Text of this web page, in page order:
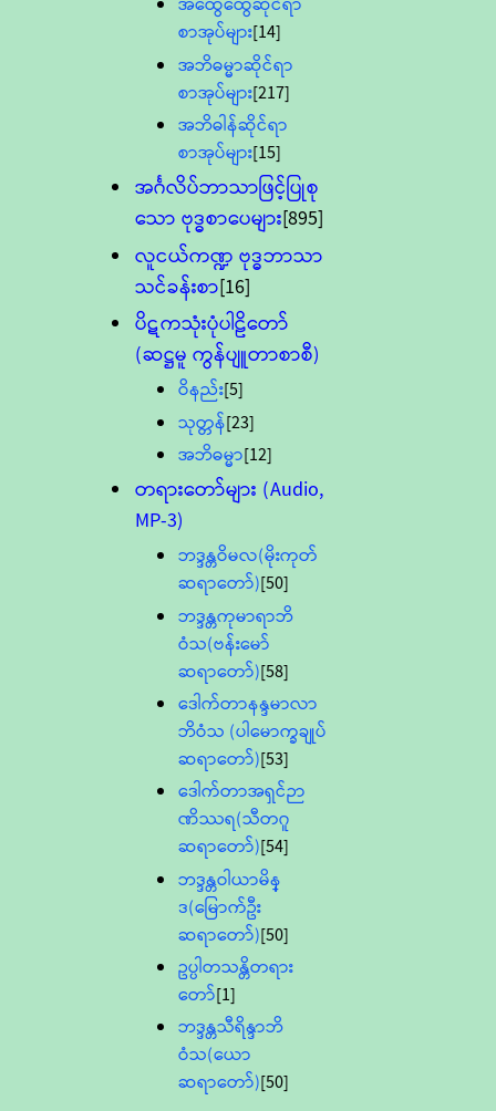
စာအုပ်များ[14]
အဘိဓမ္မာဆိုင်ရာ
စာအုပ်များ[217]
အဘိဓါန်ဆိုင်ရာ
စာအုပ်များ[15]
အင်္ဂလိပ်ဘာသာဖြင့်ပြုစု
သော ဗုဒ္ဓစာပေများ[895]
လူငယ်ကဏ္ဍ ဗုဒ္ဓဘာသာ
သင်ခန်းစာ[16]
ပိဋကသုံးပုံပါဠိတော်
(ဆဋ္ဌမူ ကွန်ပျူတာစာစီ)
ဝိနည်း[5]
သုတ္တန်[23]
အဘိဓမ္မာ[12]
တရားတော်များ (Audio,
MP-3)
ဘဒ္ဒန္တဝိမလ(မိုးကုတ်
ဆရာတော်)[50]
ဘဒ္ဒန္တကုမာရာဘိ
ဝံသ(ဗန်းမော်
ဆရာတော်)[58]
ဒေါက်တာနန္ဒမာလာ
ဘိဝံသ (ပါမောက္ခချုပ်
ဆရာတော်)[53]
ဒေါက်တာအရှင်ဉာ
ဏိဿရ(သီတဂူ
ဆရာတော်)[54]
ဘဒ္ဒန္တဝါယာမိန္
ဒ(မြောက်ဦး
ဆရာတော်)[50]
ဥပ္ပါတသန္တိတရား
တော်[1]
ဘဒ္ဒန္တသီရိန္ဒာဘိ
ဝံသ(ယော
ဆရာတော်)[50]